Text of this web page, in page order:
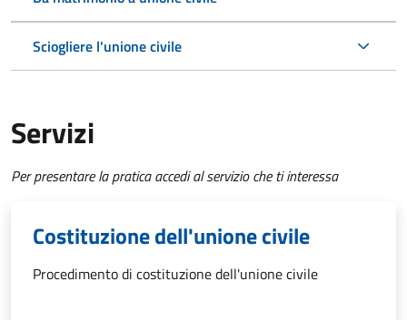
Sciogliere l'unione civile
Servizi
Per presentare la pratica accedi al servizio che ti interessa
Costituzione dell'unione civile
Procedimento di costituzione dell'unione civile